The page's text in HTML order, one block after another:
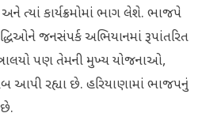
ત્‍યાં કાર્યક્રમોમાં ભાગ લેશે. ભાજપે
જનસંપર્ક અભિયાનમાં રૂપાંતરિત
પણ તેમની મુખ્‍ય યોજનાઓ,
આપી રહ્યા છે. હરિયાણામાં ભાજપનું